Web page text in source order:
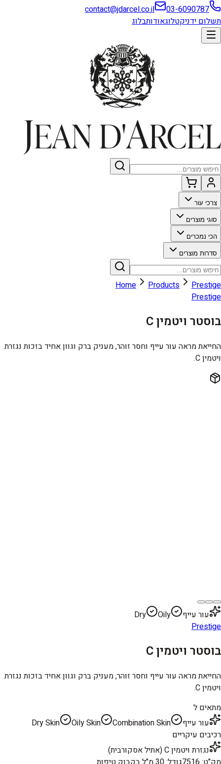
03-6090787
contact@jdarcel.co.il
תשלום ידניקטלוגאודותבלוג
צרכי עור
סוגי מוצרים
הכי נמכרים
סדרות מוצרים
Home Products
Prestige
Prestige
בוסטר ויטמין C
החייאת מראה עור עייף וחסר זוהר, מעניק ברק וגוון אחיד בזכות נגזרת
ויטמין C.
עור עייף Dry
Oily
Prestige
בוסטר ויטמין C
החייאת מראה עור עייף וחסר זוהר, מעניק ברק וגוון אחיד בזכות נגזרת
ויטמין C.
מתאים ל
עור עייף
Dry Skin Oily Skin
Combination Skin
רכיבים עיקריים
נגזרת ויטמין C (אתיל אסקורבית)